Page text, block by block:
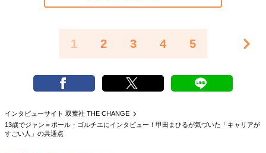
1 2 3 4 5
インタビューサイト 双葉社 THE CHANGE
13歳でジャン＝ポール・ゴルチエにインタビュー！甲田まひるが気づいた「キャリアが
すごい人」の共通点